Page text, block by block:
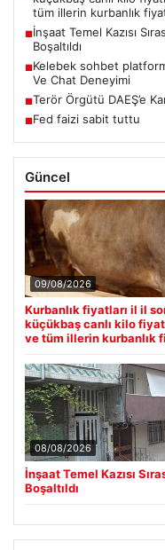
tüm illerin kurbanlık
■İnşaat Temel Kazısı
Boşaltıldı
■Kelebek sohbet
Ve Chat Deneyimi
■Terör Örgütü DAEŞ’e
■Fed faizi sabit tuttu
Güncel
09/08/2026
Kurbanlık fiyatları il il
küçükbaş canlı kilo
ve tüm illerin kurbanlık
08/08/2026
İnşaat Temel Kazısı
Boşaltıldı